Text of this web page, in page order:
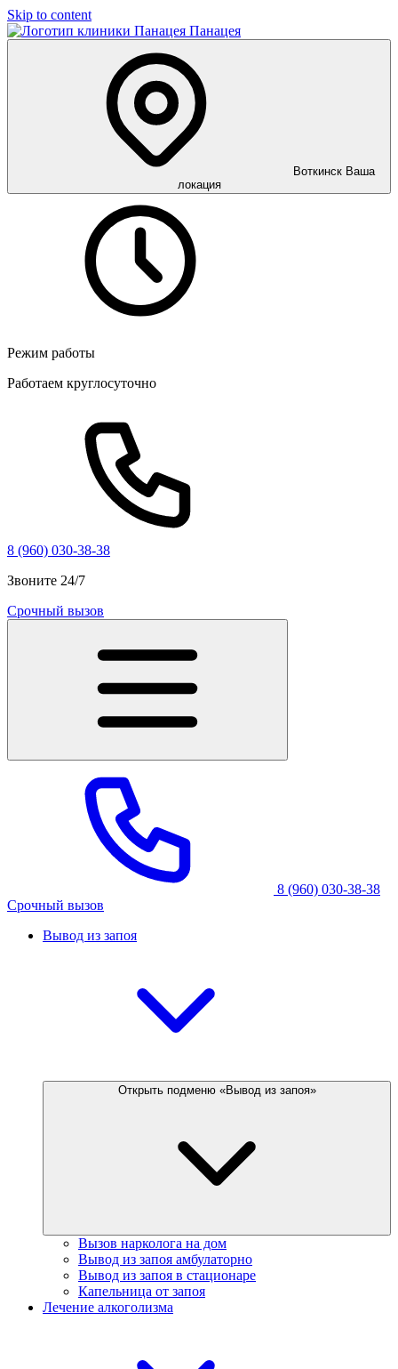
Skip to content
Панацея
Воткинск Ваша
локация
Режим работы
Работаем круглосуточно
8 (960) 030-38-38
Звоните 24/7
Срочный вызов
8 (960) 030-38-38
Срочный вызов
Вывод из запоя
Открыть подменю «Вывод из запоя»
Вызов нарколога на дом
Вывод из запоя амбулаторно
Вывод из запоя в стационаре
Капельница от запоя
Лечение алкоголизма